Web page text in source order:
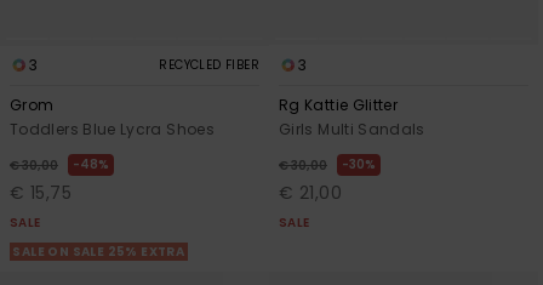
3 RECYCLED FIBER
Grom
Toddlers Blue Lycra Shoes
€ 30,00 48%
€ 15,75
SALE
SALE ON SALE 25% EXTRA
3
Rg Kattie Glitter
Girls Multi Sandals
€ 30,00 30%
€ 21,00
SALE